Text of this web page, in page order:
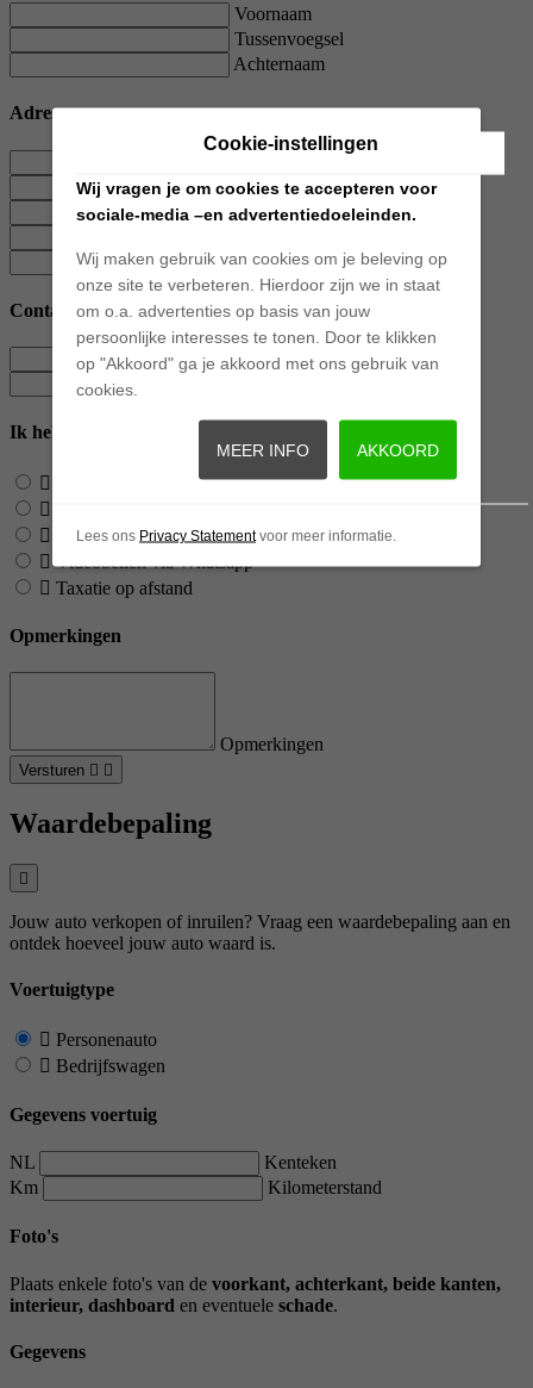
Voornaam
Tussenvoegsel
Achternaam
Adres
Huisnummer
Toevoeging
Plaats
Contact
E-mailadres
Ik heb interesse in
Online videogesprek
Anders (geef aan bij opmerkingen)
Videobellen via Whatsapp
Taxatie op afstand
Opmerkingen
Opmerkingen
Versturen
Waardebepaling
Jouw auto verkopen of inruilen? Vraag een waardebepaling aan en
ontdek hoeveel jouw auto waard is.
Voertuigtype
Personenauto
Bedrijfswagen
Gegevens voertuig
NL
Kenteken
Km
Kilometerstand
Foto's
Plaats enkele foto's van de voorkant, achterkant, beide kanten,
interieur, dashboard en eventuele schade.
Gegevens
Cookie-instellingen
Wij vragen je om cookies te accepteren voor
sociale-media –en advertentiedoeleinden.
Wij maken gebruik van cookies om je beleving op
onze site te verbeteren. Hierdoor zijn we in staat
om o.a. advertenties op basis van jouw
persoonlijke interesses te tonen. Door te klikken
op "Akkoord" ga je akkoord met ons gebruik van
cookies.
AKKOORD
MEER INFO
Lees ons Privacy Statementvoor meer informatie.